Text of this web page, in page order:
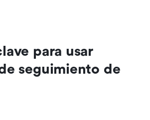
para usar
seguimiento de